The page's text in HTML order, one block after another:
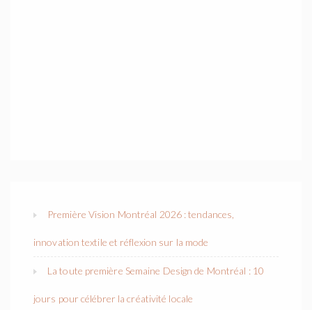
Première Vision Montréal 2026 : tendances,
innovation textile et réflexion sur la mode
La toute première Semaine Design de Montréal : 10
jours pour célébrer la créativité locale